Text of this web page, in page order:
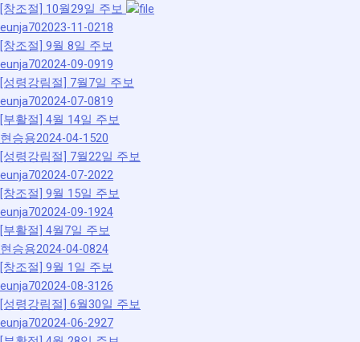
[창조절] 10월29일 주보
eunja702023-11-0218
[창조절] 9월 8일 주보
eunja702024-09-0919
[성령강림절] 7월7일 주보
eunja702024-07-0819
[부활절] 4월 14일 주보
현승용2024-04-1520
[성령강림절] 7월22일 주보
eunja702024-07-2022
[창조절] 9월 15일 주보
eunja702024-09-1924
[부활절] 4월7일 주보
현승용2024-04-0824
[창조절] 9월 1일 주보
eunja702024-08-3126
[성령강림절] 6월30일 주보
eunja702024-06-2927